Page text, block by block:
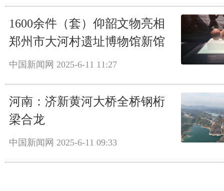
1600余件（套）仰韶文物亮相
郑州市大河村遗址博物馆新馆
中国新闻网 2025-6-11 11:27
河南：济新黄河大桥全桥钢桁
梁合龙
中国新闻网 2025-6-11 09:33